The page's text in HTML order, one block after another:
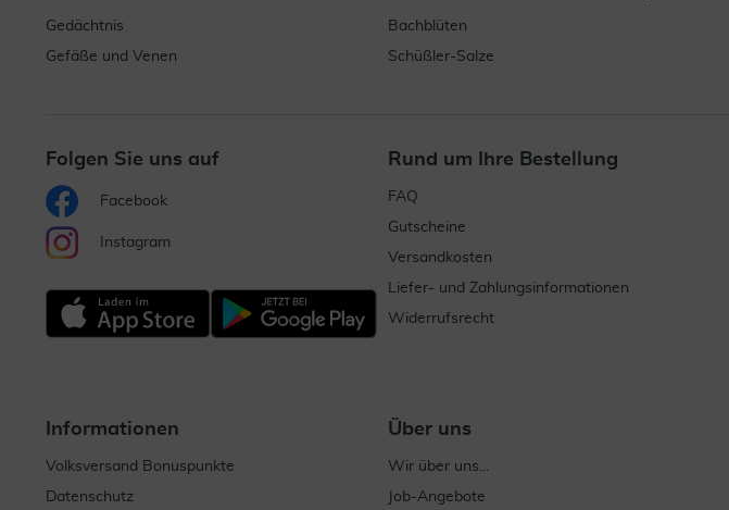
Gedächtnis
Gefäße und Venen
Bachblüten
Schüßler-Salze
Folgen Sie uns auf
Facebook
Instagram
Rund um Ihre Bestellung
FAQ
Gutscheine
Versandkosten
Liefer- und Zahlungsinformationen
Widerrufsrecht
Informationen
Volksversand Bonuspunkte
Datenschutz
Über uns
Wir über uns...
Job-Angebote